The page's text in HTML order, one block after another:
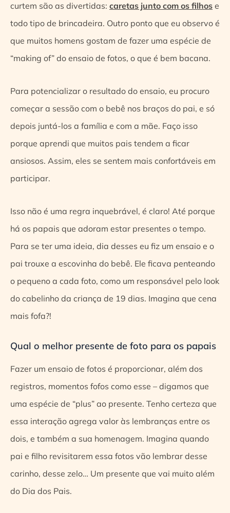
curtem são as divertidas: caretas junto com os filhos e
todo tipo de brincadeira. Outro ponto que eu observo é
que muitos homens gostam de fazer uma espécie de
“making of” do ensaio de fotos, o que é bem bacana.
Para potencializar o resultado do ensaio, eu procuro
começar a sessão com o bebê nos braços do pai, e só
depois juntá-los a família e com a mãe. Faço isso
porque aprendi que muitos pais tendem a ficar
ansiosos. Assim, eles se sentem mais confortáveis em
participar.
Isso não é uma regra inquebrável, é claro! Até porque
há os papais que adoram estar presentes o tempo.
Para se ter uma ideia, dia desses eu fiz um ensaio e o
pai trouxe a escovinha do bebê. Ele ficava penteando
o pequeno a cada foto, como um responsável pelo look
do cabelinho da criança de 19 dias. Imagina que cena
mais fofa?!
Qual o melhor presente de foto para os papais
Fazer um ensaio de fotos é proporcionar, além dos
registros, momentos fofos como esse – digamos que
uma espécie de “plus” ao presente. Tenho certeza que
essa interação agrega valor às lembranças entre os
dois, e também a sua homenagem. Imagina quando
pai e filho revisitarem essa fotos vão lembrar desse
carinho, desse zelo… Um presente que vai muito além
do Dia dos Pais.